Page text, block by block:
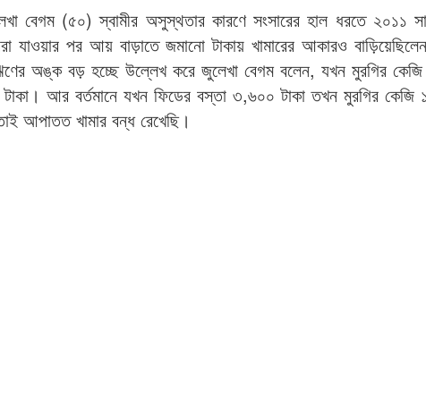
বেগম (৫০) স্বামীর অসুস্থতার কারণে সংসারের হাল ধরতে ২০১১
যাওয়ার পর আয় বাড়াতে জমানো টাকায় খামারের আকারও
ঋণের অঙ্ক বড় হচ্ছে উল্লেখ করে জুলেখা বেগম বলেন, যখন মুরগির
আর বর্তমানে যখন ফিডের বস্তা ৩,৬০০ টাকা তখন মুরগির কেজি
আপাতত খামার বন্ধ রেখেছি।